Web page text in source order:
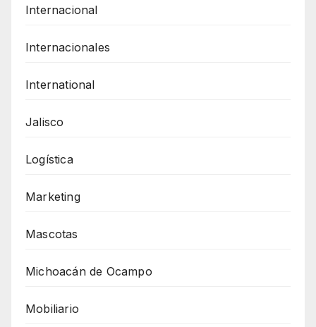
Internacional
Internacionales
International
Jalisco
Logística
Marketing
Mascotas
Michoacán de Ocampo
Mobiliario